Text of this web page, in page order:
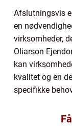
Afslutningsvis
en
virksomheder,
Oliarson
kan
kvalitet og en
specifikke